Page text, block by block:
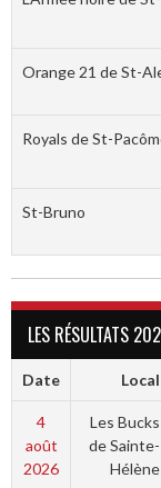
Orange 21 de St-
Royals de St-
St-Bruno
LES RÉSULTATS
Date Local
4
août
2026
Les Bucks
de Sainte-
Hélène